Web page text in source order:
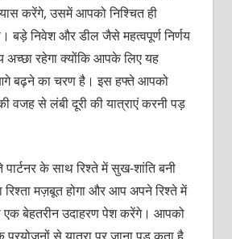
करेंगे, उसमें आपको निश्‍चित ही
बड़े निवेश और डील जैसे महत्‍वपूर्ण निर्णय
रहेगा क्‍योंकि आपके लिए यह
बढ़ने का चरण है। इस हफ्ते आपको
वजह से लंबी दूरी की यात्राएं करनी पड़
के साथ रिश्‍ते में सुख-शांति बनी
रिश्‍ता मज़बूत होगा और आप अपने रिश्‍ते में
एक बेहतरीन उदाहरण पेश करेंगे। आपको